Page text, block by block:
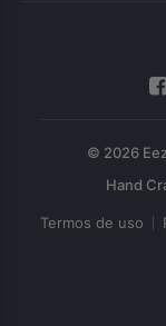
© 2026
Termos de uso